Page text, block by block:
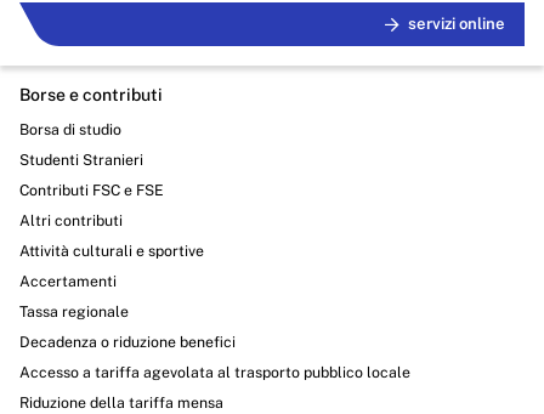
servizi online
Borse e contributi
Borsa di studio
Studenti Stranieri
Contributi FSC e FSE
Altri contributi
Attività culturali e sportive
Accertamenti
Tassa regionale
Decadenza o riduzione benefici
Accesso a tariffa agevolata al trasporto pubblico locale
Riduzione della tariffa mensa